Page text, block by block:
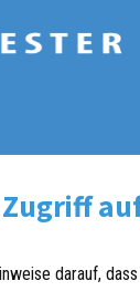
Zugriff
darauf,